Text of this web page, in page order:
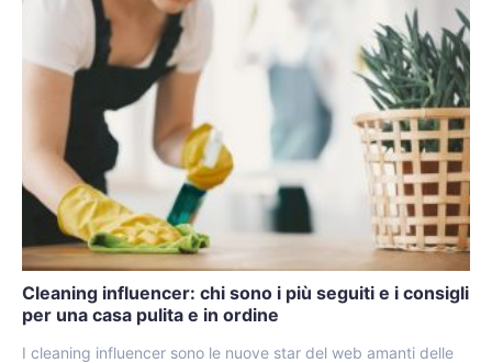
Cleaning influencer: chi sono i più seguiti e i consigli
per una casa pulita e in ordine
I cleaning influencer sono le nuove star del web amanti delle